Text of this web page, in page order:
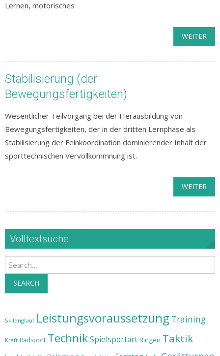
Lernen, motorisches
WEITER
Stabilisierung (der
Bewegungsfertigkeiten)
Wesentlicher Teilvorgang bei der Herausbildung von
Bewegungsfertigkeiten, der in der dritten Lernphase als
Stabilisierung der Feinkoordination dominierender Inhalt der
sporttechnischen Vervollkommnung ist.
WEITER
Volltextsuche
Search
SEARCH
Skilanglauf Leistungsvoraussetzung Training
Kraft Radsport TechnikSpielsportart Ringen Taktik